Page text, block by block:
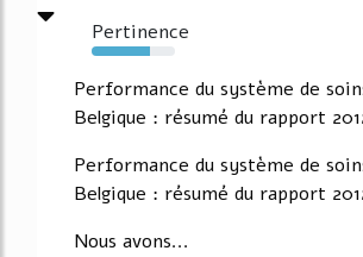
Pertinence
70%
Performance du système de
Belgique : résumé du rapport
Performance du système de
Belgique : résumé du rapport
Nous avons...